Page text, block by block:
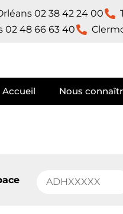
02 38 42 24 00
02 48 66 63 40
Accueil Nous